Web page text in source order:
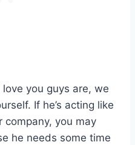
you guys are, we
If he’s acting like
company, you may
he needs some time